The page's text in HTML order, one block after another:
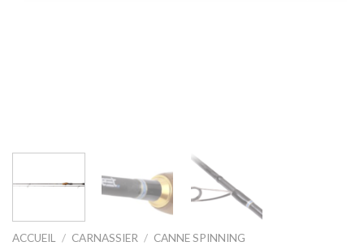
ACCUEIL / CARNASSIER / CANNE SPINNING